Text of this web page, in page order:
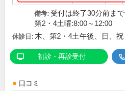
備考: 受付は終了30分前まで
第2・4土曜:8:00～12:00
休診日: 木、第2・4土午後、日、祝
初診・再診受付
口コミ